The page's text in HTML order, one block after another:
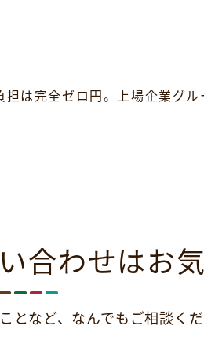
は完全ゼロ円。上場企業グ
合わせはお
となど、 なんでもご相談く